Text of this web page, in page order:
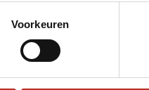
Voorkeuren